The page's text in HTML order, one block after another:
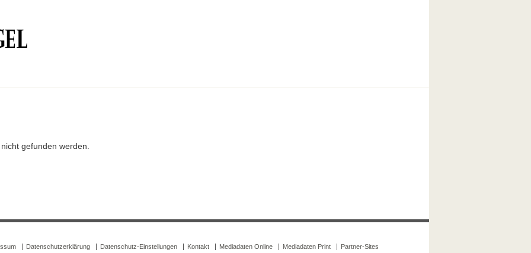
gefunden werden.
Datenschutzerklärung Datenschutz-Einstellungen Kontakt Mediadaten Online Mediadaten Print Partner-Sites